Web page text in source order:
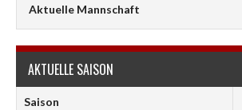
Aktuelle Mannschaft
AKTUELLE SAISON
Saison